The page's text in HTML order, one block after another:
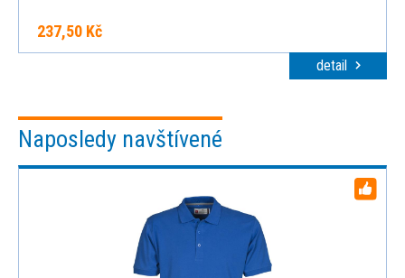
237,50 Kč
detail
Naposledy navštívené